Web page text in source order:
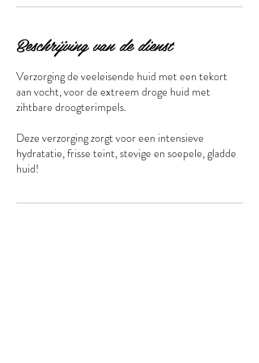
Beschrijving van de dienst
Verzorging de veeleisende huid met een tekort
aan vocht, voor de extreem droge huid met
zihtbare droogterimpels.
Deze verzorging zorgt voor een intensieve
hydratatie, frisse teint, stevige en soepele, gladde
huid!